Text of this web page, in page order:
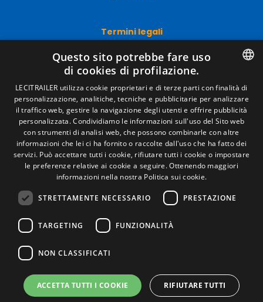
Termini legali
Avviso legale
Politiche sulla privacy
Politica sui cookie
Condizioni generali di vendita
Gestire i cookie
Contatto
Camino de los Huertos, S/N. Apdo 100 .
50620 - Casetas (Zaragoza) Spagna
+(34) 976 462 121
© Lecitrailer S.A. 2026
SPANISH
ENGLISH
ITALIAN
PORTUGUESE
Questo sito potrebbe fare uso
di cookies di profilazione.
LECITRAILER utilizza cookie proprietari e di terze parti con finalità di
personalizzazione, analitiche, tecniche e pubblicitarie per analizzare
il traffico web, gestire la navigazione degli utenti e offrire pubblicità
personalizzata. Condividiamo le informazioni sull'uso del Sito web
con strumenti di analisi web, che possono combinarle con altre
informazioni che lei ci ha fornito o raccolte dall'uso che ha fatto dei
servizi. Può accettare tutti i cookie, rifiutare tutti i cookie o impostare
le preferenze relative ai cookie a seguire. Ottenendo maggiori
informazioni nella nostra Politica sui cookie.
STRETTAMENTE NECESSARIO PRESTAZIONE
TARGETING FUNZIONALITÀ
NON CLASSIFICATI
ACCETTA TUTTI I COOKIE RIFIUTARE TUTTI